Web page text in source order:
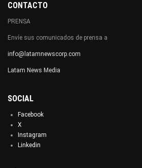
CONTACTO
PRENSA
Envíe sus comunicados de prensa a
info@latamnewscorp.com
Latam News Media
SOCIAL
Facebook
X
Instagram
Linkedin